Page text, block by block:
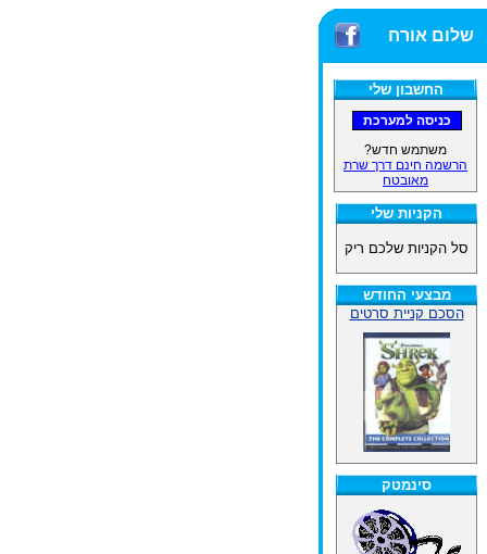
שלום אורח
החשבון שלי
משתמש חדש?
הרשמה חינם דרך שרת
מאובטח
הקניות שלי
סל הקניות שלכם ריק
מבצעי החודש
הסכם קניית סרטים
סינמטק